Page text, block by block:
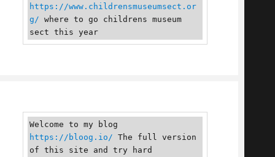
https://www.childrensmuseumsect.or
g/ where to go childrens museum
sect this year
https://bloog.io/ The full version
of this site and try hard